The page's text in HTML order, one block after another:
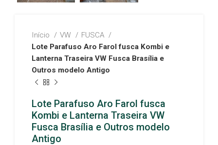
Início VW
FUSCA
Lote Parafuso Aro Farol fusca Kombi e
Lanterna Traseira VW Fusca Brasília e
Outros modelo Antigo
Lote Parafuso Aro Farol fusca
Kombi e Lanterna Traseira VW
Fusca Brasília e Outros modelo
Antigo